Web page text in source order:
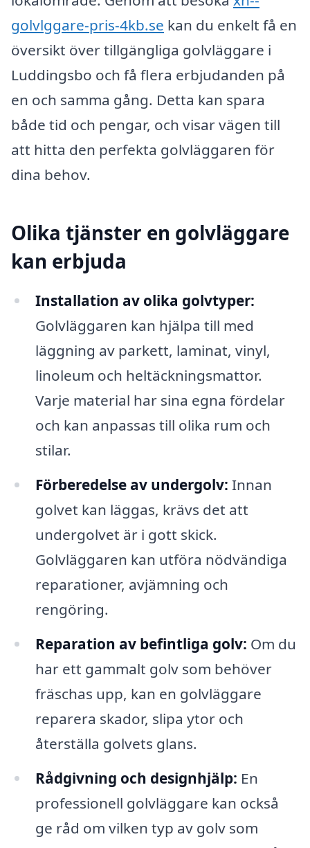
golvlggare-pris-4kb.se kan du enkelt få en
översikt över tillgängliga golvläggare i
Luddingsbo och få flera erbjudanden på
en och samma gång. Detta kan spara
både tid och pengar, och visar vägen till
att hitta den perfekta golvläggaren för
dina behov.
Olika tjänster en golvläggare
kan erbjuda
Installation av olika golvtyper:
Golvläggaren kan hjälpa till med
läggning av parkett, laminat, vinyl,
linoleum och heltäckningsmattor.
Varje material har sina egna fördelar
och kan anpassas till olika rum och
stilar.
Förberedelse av undergolv: Innan
golvet kan läggas, krävs det att
undergolvet är i gott skick.
Golvläggaren kan utföra nödvändiga
reparationer, avjämning och
rengöring.
Reparation av befintliga golv: Om du
har ett gammalt golv som behöver
fräschas upp, kan en golvläggare
reparera skador, slipa ytor och
återställa golvets glans.
Rådgivning och designhjälp: En
professionell golvläggare kan också
ge råd om vilken typ av golv som